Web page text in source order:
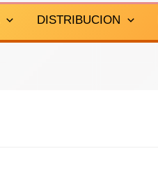
DISTRIBUCION